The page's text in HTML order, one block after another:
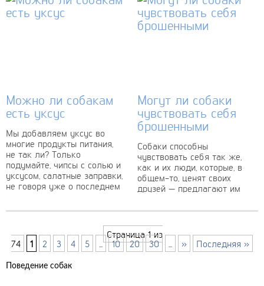
Можно ли собакам
есть уксус
Мы добавляем уксус во
многие продукты питания,
не так ли? Только
подумайте, чипсы с солью и
уксусом, салатные заправки,
не говоря уже о последнем
Могут ли собаки
чувствовать себя
брошенными
Собаки способны
чувствовать себя так же,
как и их люди, которые, в
общем-то, ценят своих
друзей — предлагают им
они...
Страница 1 из
74 1 2 3 4 5 10 20 30 » Последняя »
Поведение собак